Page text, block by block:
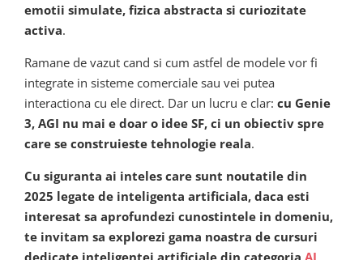
emotii simulate, fizica abstracta si curiozitate
activa.
Ramane de vazut cand si cum astfel de modele vor fi
integrate in sisteme comerciale sau vei putea
interactiona cu ele direct. Dar un lucru e clar: cu Genie
3, AGI nu mai e doar o idee SF, ci un obiectiv spre
care se construieste tehnologie reala.
Cu siguranta ai inteles care sunt noutatile din
2025 legate de inteligenta artificiala, daca esti
interesat sa aprofundezi cunostintele in domeniu,
te invitam sa explorezi gama noastra de cursuri
dedicate inteligentei artificiale din categoria AI